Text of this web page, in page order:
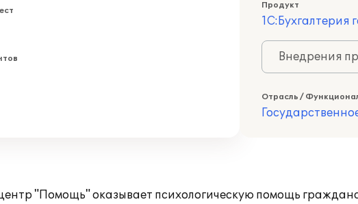
Продукт
1С:Бухгалтерия
Внедрения
Отрасль /
"Помощь" оказывает психологическую помощь